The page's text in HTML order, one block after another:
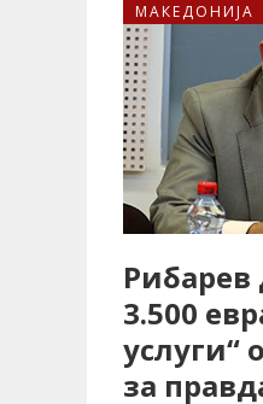
МАКЕДОНИЈА
3.500
услуги“
за